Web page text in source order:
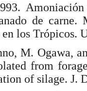
de carne.
en los
M. Ogawa,
from
of